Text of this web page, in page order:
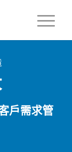
戶需求管